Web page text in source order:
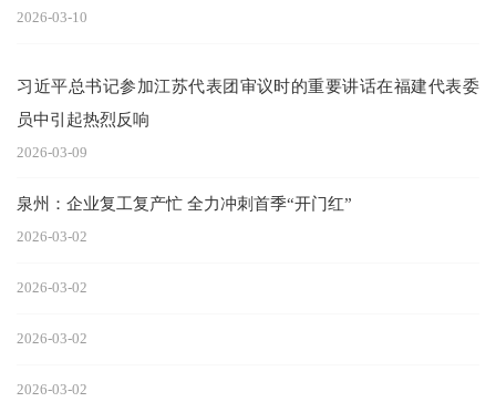
2026-03-10
习近平总书记参加江苏代表团审议时的重要讲话在福建代表委
员中引起热烈反响
2026-03-09
泉州：企业复工复产忙 全力冲刺首季“开门红”
2026-03-02
2026-03-02
2026-03-02
2026-03-02